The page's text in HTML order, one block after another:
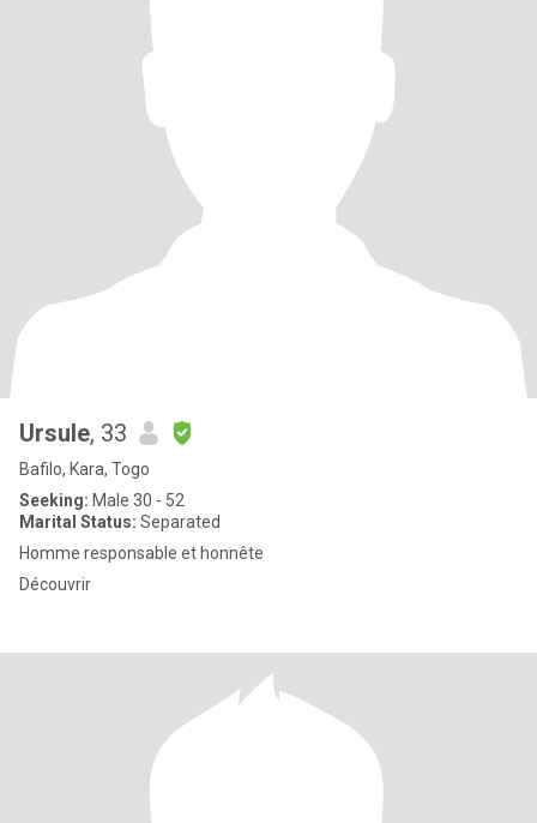
Ursule, 33
Bafilo, Kara, Togo
Seeking: Male 30 - 52
Marital Status: Separated
Homme responsable et honnête
Découvrir